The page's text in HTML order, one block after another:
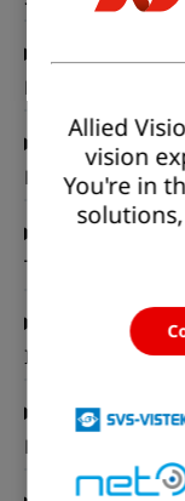
Pixelformate
Timing und
I/Os und
Allied
vision
You're in